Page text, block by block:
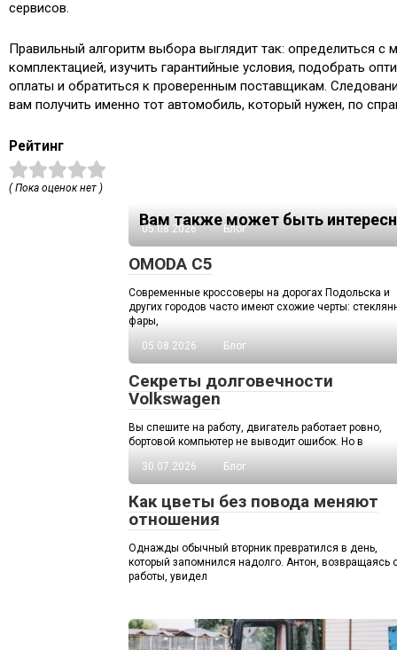
сервисов.
Правильный алгоритм выбора выглядит так: определиться с
комплектацией, изучить гарантийные условия, подобрать
оплаты и обратиться к проверенным поставщикам.
вам получить именно тот автомобиль, который нужен, по
Рейтинг
( Пока оценок нет )
Вам также может быть
05.08.2026 Блог
OMODA C5
Современные кроссоверы на дорогах Подольска и
других городов часто имеют схожие черты:
фары,
05.08.2026
Блог
Секреты долговечности
Volkswagen
Вы спешите на работу, двигатель работает ровно,
бортовой компьютер не выводит ошибок. Но в
30.07.2026
Блог
Как цветы без повода меняют
отношения
Однажды обычный вторник превратился в день,
который запомнился надолго. Антон, возвращаясь
работы, увидел